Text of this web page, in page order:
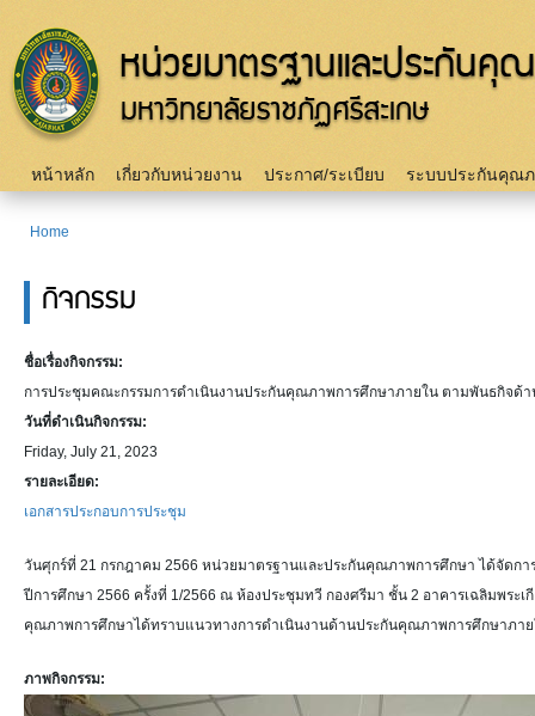
Main menu
หน้าหลัก เกี่ยวกับหน่วยงาน ประกาศ/ระเบียบ ระบบประกันคุณ
Home
กิจกรรม
ชื่อเรื่องกิจกรรม:
การประชุมคณะกรรมการดำเนินงานประกันคุณภาพการศึกษาภายใน ตามพันธกิจด้
วันที่ดำเนินกิจกรรม:
Friday, July 21, 2023
รายละเอียด:
เอกสารประกอบการประชุม
วันศุกร์ที่ 21 กรกฎาคม 2566 หน่วยมาตรฐานและประกันคุณภาพการศึกษา ได้จัด
ปีการศึกษา 2566 ครั้งที่ 1/2566 ณ ห้องประชุมทวี กองศรีมา ชั้น 2 อาคารเฉลิมพระ
คุณภาพการศึกษาได้ทราบแนวทางการดำเนินงานด้านประกันคุณภาพการศึกษาภา
ภาพกิจกรรม: